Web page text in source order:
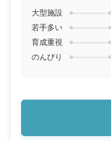
大型施設
若手多い
育成重視
のんびり